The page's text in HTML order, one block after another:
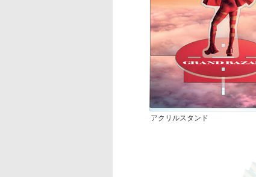
アクリルスタンド